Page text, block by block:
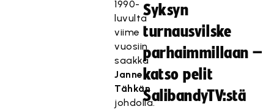
1990-
luvulta
viime
vuosiin
saakka
Janne
Tähkän
johdolla.
Syksyn
turnausvilske
parhaimmillaan –
katso pelit
SalibandyTV:stä